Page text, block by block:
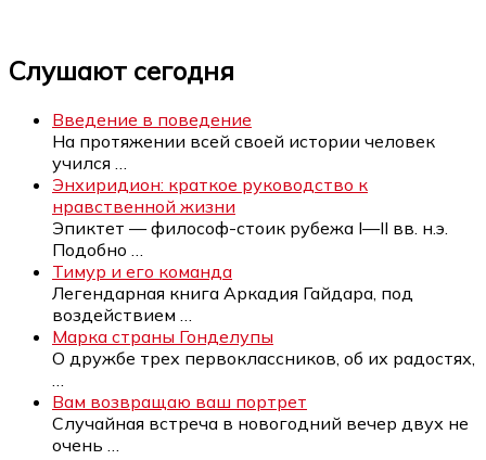
Слушают сегодня
Введение в поведение
На протяжении всей своей истории человек
учился
Энхиридион: краткое руководство к
нравственной жизни
Эпиктет — философ-стоик рубежа I—II вв. н.э.
Подобно
Тимур и его команда
Легендарная книга Аркадия Гайдара, под
воздействием
Марка страны Гонделупы
О дружбе трех первоклассников, об их радостях,
Вам возвращаю ваш портрет
Случайная встреча в новогодний вечер двух не
очень